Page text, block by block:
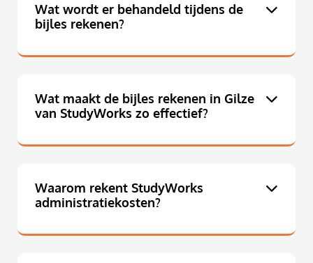
Wat wordt er behandeld tijdens de
bijles rekenen?
Wat maakt de bijles rekenen in Gilze
van StudyWorks zo effectief?
Waarom rekent StudyWorks
administratiekosten?